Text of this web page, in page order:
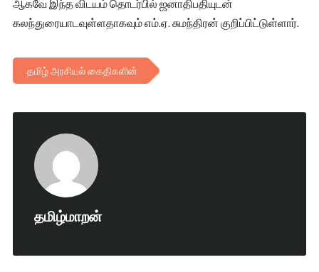
ஆகவே இந்த விடயம் தொடர்பில் ஜனாதிபதியுடன்
கலந்துரையாடவுள்ளதாகவும் எம்.ஏ. சுமந்திரன் குறிப்பிட்டுள்ளார்.
தமிழ் அரசியல் கைதிகளின்
தமிழ்மாறன்